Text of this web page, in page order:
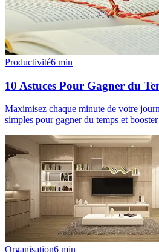
Productivité6 min
10 Astuces Pour Gagner du
Maximisez chaque minute de votre
simples pour gagner du temps et
Organisation6 min